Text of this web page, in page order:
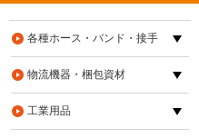
各種ホース・バンド・接手
物流機器・梱包資材
工業用品